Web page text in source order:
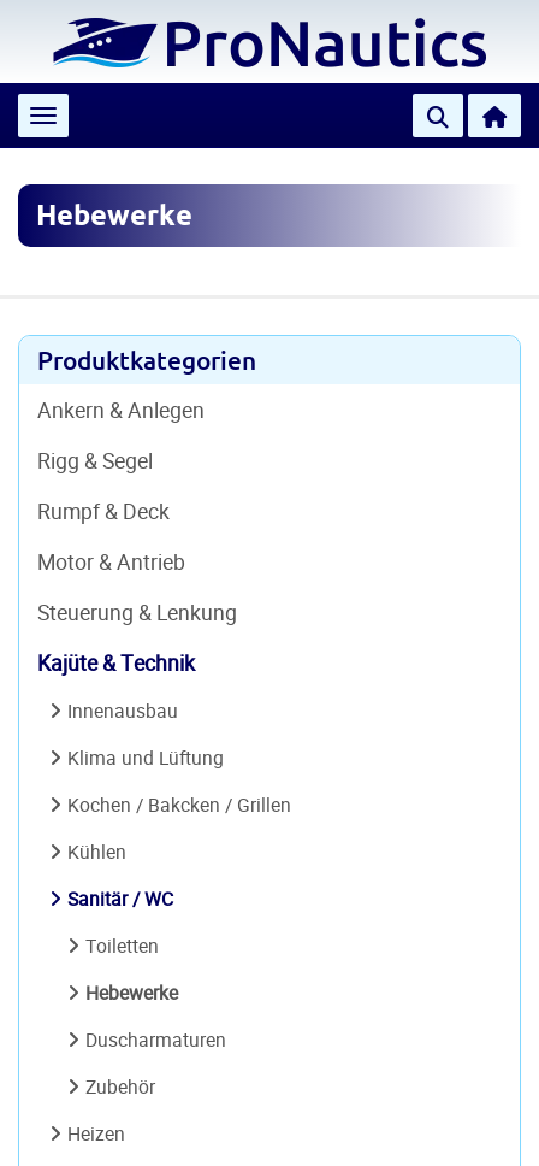
Toggle navigation
Hebewerke
Produktkategorien
Ankern & Anlegen
Rigg & Segel
Rumpf & Deck
Motor & Antrieb
Steuerung & Lenkung
Kajüte & Technik
Innenausbau
Klima und Lüftung
Kochen / Bakcken / Grillen
Kühlen
Sanitär / WC
Toiletten
Hebewerke
Duscharmaturen
Zubehör
Heizen